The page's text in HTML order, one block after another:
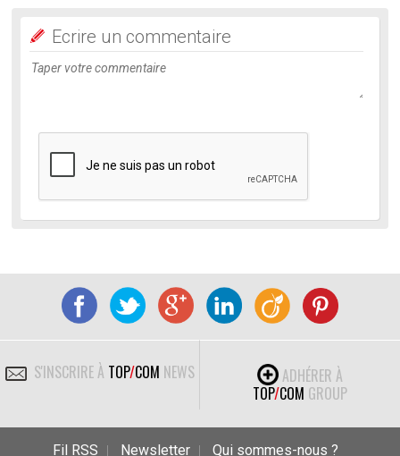
Ecrire un commentaire
S'INSCRIRE À TOP/COM NEWS
ADHÉRER À
TOP/COM GROUP
Fil RSS Newsletter
Qui sommes-nous ?